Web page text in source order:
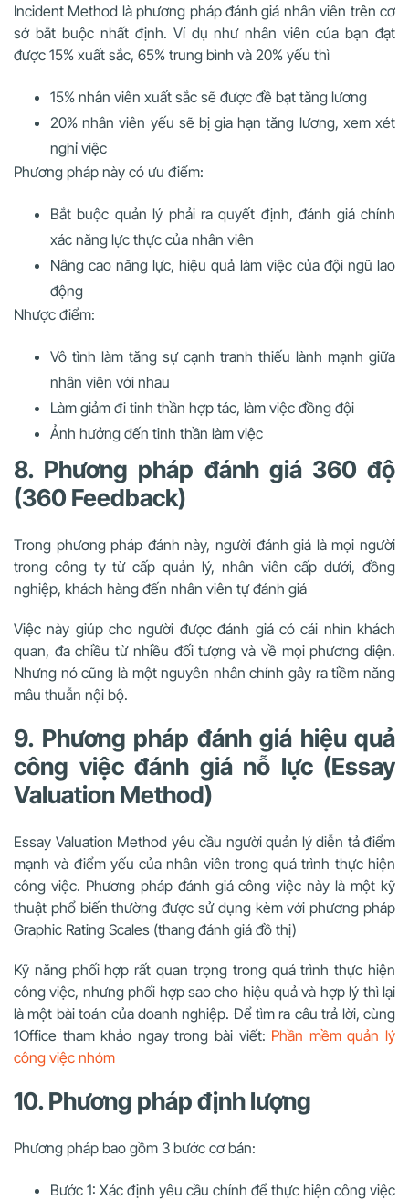
Incident Method là phương pháp đánh giá nhân viên trên cơ
sở bắt buộc nhất định. Ví dụ như nhân viên của bạn đạt
được 15% xuất sắc, 65% trung bình và 20% yếu thì
15% nhân viên xuất sắc sẽ được đề bạt tăng lương
20% nhân viên yếu sẽ bị gia hạn tăng lương, xem xét
nghỉ việc
Phương pháp này có ưu điểm:
Bắt buộc quản lý phải ra quyết định, đánh giá chính
xác năng lực thực của nhân viên
Nâng cao năng lực, hiệu quả làm việc của đội ngũ lao
động
Nhược điểm:
Vô tình làm tăng sự cạnh tranh thiếu lành mạnh giữa
nhân viên với nhau
Làm giảm đi tinh thần hợp tác, làm việc đồng đội
Ảnh hưởng đến tinh thần làm việc
8. Phương pháp đánh giá 360 độ
(360 Feedback)
Trong phương pháp đánh này, người đánh giá là mọi người
trong công ty từ cấp quản lý, nhân viên cấp dưới, đồng
nghiệp, khách hàng đến nhân viên tự đánh giá
Việc này giúp cho người được đánh giá có cái nhìn khách
quan, đa chiều từ nhiều đối tượng và về mọi phương diện.
Nhưng nó cũng là một nguyên nhân chính gây ra tiềm năng
mâu thuẫn nội bộ.
9. Phương pháp đánh giá hiệu quả
công việc đánh giá nỗ lực (Essay
Valuation Method)
Essay Valuation Method yêu cầu người quản lý diễn tả điểm
mạnh và điểm yếu của nhân viên trong quá trình thực hiện
công việc. Phương pháp đánh giá công việc này là một kỹ
thuật phổ biến thường được sử dụng kèm với phương pháp
Graphic Rating Scales (thang đánh giá đồ thị)
Kỹ năng phối hợp rất quan trọng trong quá trình thực hiện
công việc, nhưng phối hợp sao cho hiệu quả và hợp lý thì lại
là một bài toán của doanh nghiệp. Để tìm ra câu trả lời, cùng
1Office tham khảo ngay trong bài viết: Phần mềm quản lý
công việc nhóm
10. Phương pháp định lượng
Phương pháp bao gồm 3 bước cơ bản:
Bước 1: Xác định yêu cầu chính để thực hiện công việc